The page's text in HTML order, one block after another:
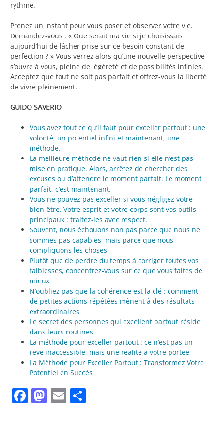
rythme.
Prenez un instant pour vous poser et observer votre vie.
Demandez-vous : « Que serait ma vie si je choisissais
aujourd’hui de lâcher prise sur ce besoin constant de
perfection ? » Vous verrez alors qu’une nouvelle perspective
s’ouvre à vous, pleine de légèreté et de possibilités infinies.
Acceptez que tout ne soit pas parfait et offrez-vous la liberté
de vivre pleinement.
GUIDO SAVERIO
Vous avez tout ce qu’il faut pour exceller partout : une
volonté, un potentiel infini et maintenant, une
méthode.
La meilleure méthode ne vaut rien si elle n’est pas
mise en pratique. Alors, arrêtez de chercher des
excuses ou d’attendre le moment parfait. Le moment
parfait, c’est maintenant.
Vous ne pouvez pas exceller si vous négligez votre
bien-être. Votre esprit et votre corps sont vos outils
principaux : traitez-les avec respect.
Souvent, nous échouons non pas parce que nous ne
sommes pas capables, mais parce que nous
compliquons les choses.
Plutôt que de perdre du temps à corriger toutes vos
faiblesses, concentrez-vous sur ce que vous faites de
mieux
N’oubliez pas que la cohérence est la clé : comment
de petites actions répétées mènent à des résultats
extraordinaires
Le secret des personnes qui excellent partout réside
dans leurs routines
La méthode pour exceller partout : ce n’est pas un
rêve inaccessible, mais une réalité à votre portée
La Méthode pour Exceller Partout : Transformez Votre
Potentiel en Succès
Facebook
Mastodon
Email